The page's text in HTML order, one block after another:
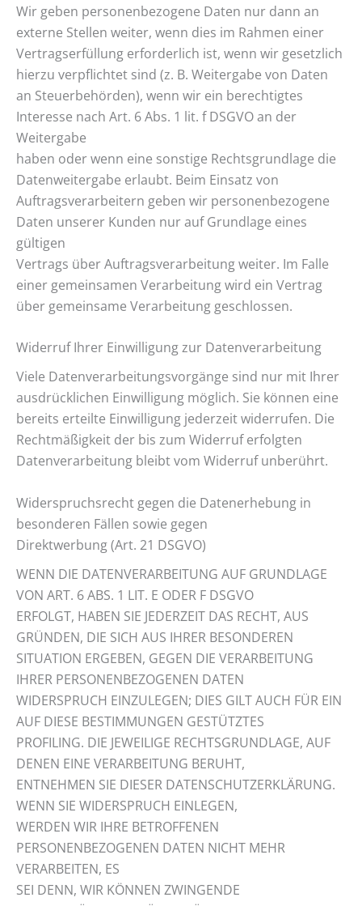
Wir geben personenbezogene Daten nur dann an
externe Stellen weiter, wenn dies im Rahmen einer
Vertragserfüllung erforderlich ist, wenn wir gesetzlich
hierzu verpflichtet sind (z. B. Weitergabe von Daten
an Steuerbehörden), wenn wir ein berechtigtes
Interesse nach Art. 6 Abs. 1 lit. f DSGVO an der
Weitergabe
haben oder wenn eine sonstige Rechtsgrundlage die
Datenweitergabe erlaubt. Beim Einsatz von
Auftragsverarbeitern geben wir personenbezogene
Daten unserer Kunden nur auf Grundlage eines
gültigen
Vertrags über Auftragsverarbeitung weiter. Im Falle
einer gemeinsamen Verarbeitung wird ein Vertrag
über gemeinsame Verarbeitung geschlossen.
Widerruf Ihrer Einwilligung zur Datenverarbeitung
Viele Datenverarbeitungsvorgänge sind nur mit Ihrer
ausdrücklichen Einwilligung möglich. Sie können eine
bereits erteilte Einwilligung jederzeit widerrufen. Die
Rechtmäßigkeit der bis zum Widerruf erfolgten
Datenverarbeitung bleibt vom Widerruf unberührt.
Widerspruchsrecht gegen die Datenerhebung in
besonderen Fällen sowie gegen
Direktwerbung (Art. 21 DSGVO)
WENN DIE DATENVERARBEITUNG AUF GRUNDLAGE
VON ART. 6 ABS. 1 LIT. E ODER F DSGVO
ERFOLGT, HABEN SIE JEDERZEIT DAS RECHT, AUS
GRÜNDEN, DIE SICH AUS IHRER BESONDEREN
SITUATION ERGEBEN, GEGEN DIE VERARBEITUNG
IHRER PERSONENBEZOGENEN DATEN
WIDERSPRUCH EINZULEGEN; DIES GILT AUCH FÜR EIN
AUF DIESE BESTIMMUNGEN GESTÜTZTES
PROFILING. DIE JEWEILIGE RECHTSGRUNDLAGE, AUF
DENEN EINE VERARBEITUNG BERUHT,
ENTNEHMEN SIE DIESER DATENSCHUTZERKLÄRUNG.
WENN SIE WIDERSPRUCH EINLEGEN,
WERDEN WIR IHRE BETROFFENEN
PERSONENBEZOGENEN DATEN NICHT MEHR
VERARBEITEN, ES
SEI DENN, WIR KÖNNEN ZWINGENDE